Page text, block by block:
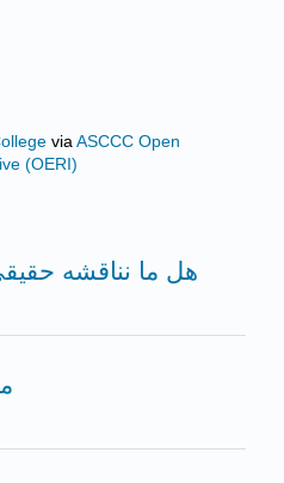
viaASCCC Open
(OERI)
11.1: هل ما نناقشه